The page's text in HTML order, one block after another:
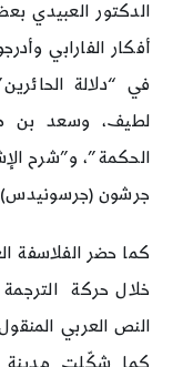
الدكتور العبيدي
أفكار الفارابي
في “دلالة
لطيف، وسعد بن
الحكمة”، و”شرح
جرشون (جرسونيدس)
كما حضر الفلاسفة
خلال حركة
النص العربي